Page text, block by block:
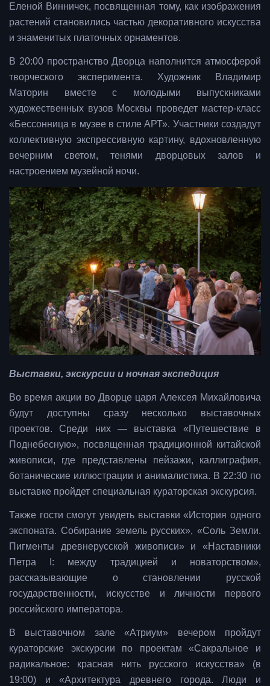
Еленой Винничек, посвященная тому, как изображения
растений становились частью декоративного искусства
и знаменитых платочных орнаментов.
В 20:00 пространство Дворца наполнится атмосферой
творческого эксперимента. Художник Владимир
Маторин вместе с молодыми выпускниками
художественных вузов Москвы проведет мастер-класс
«Бессонница в музее в стиле АРТ». Участники создадут
коллективную экспрессивную картину, вдохновленную
вечерним светом, тенями дворцовых залов и
настроением музейной ночи.
Выставки, экскурсии и ночная экспедиция
Во время акции во Дворце царя Алексея Михайловича
будут доступны сразу несколько выставочных
проектов. Среди них — выставка «Путешествие в
Поднебесную», посвященная традиционной китайской
живописи, где представлены пейзажи, каллиграфия,
ботанические иллюстрации и анималистика. В 22:30 по
выставке пройдет специальная кураторская экскурсия.
Также гости смогут увидеть выставки «История одного
экспоната. Собирание земель русских», «Соль Земли.
Пигменты древнерусской живописи» и «Наставники
Петра I: между традицией и новаторством»,
рассказывающие о становлении русской
государственности, искусстве и личности первого
российского императора.
В выставочном зале «Атриум» вечером пройдут
кураторские экскурсии по проектам «Сакральное и
радикальное: красная нить русского искусства» (в
19:00) и «Архитектура древнего города. Люди и